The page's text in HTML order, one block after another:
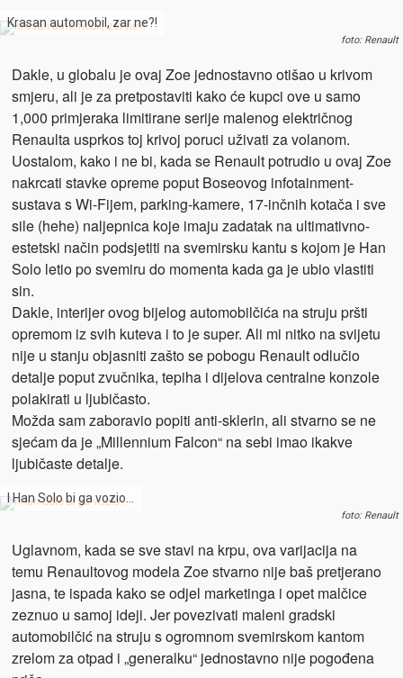
Krasan automobil, zar ne?!
foto: Renault
Dakle, u globalu je ovaj Zoe jednostavno otišao u krivom
smjeru, ali je za pretpostaviti kako će kupci ove u samo
1,000 primjeraka limitirane serije malenog električnog
Renaulta usprkos toj krivoj poruci uživati za volanom.
Uostalom, kako i ne bi, kada se Renault potrudio u ovaj Zoe
nakrcati stavke opreme poput Boseovog infotainment-
sustava s Wi-Fijem, parking-kamere, 17-inčnih kotača i sve
sile (hehe) naljepnica koje imaju zadatak na ultimativno-
estetski način podsjetiti na svemirsku kantu s kojom je Han
Solo letio po svemiru do momenta kada ga je ubio vlastiti
sin.
Dakle, interijer ovog bijelog automobilčića na struju pršti
opremom iz svih kuteva i to je super. Ali mi nitko na svijetu
nije u stanju objasniti zašto se pobogu Renault odlučio
detalje poput zvučnika, tepiha i dijelova centralne konzole
polakirati u ljubičasto.
Možda sam zaboravio popiti anti-sklerin, ali stvarno se ne
sjećam da je „Millennium Falcon“ na sebi imao ikakve
ljubičaste detalje.
I Han Solo bi ga vozio…
foto: Renault
Uglavnom, kada se sve stavi na krpu, ova varijacija na
temu Renaultovog modela Zoe stvarno nije baš pretjerano
jasna, te ispada kako se odjel marketinga i opet malčice
zeznuo u samoj ideji. Jer povezivati maleni gradski
automobilčić na struju s ogromnom svemirskom kantom
zrelom za otpad i „generalku“ jednostavno nije pogođena